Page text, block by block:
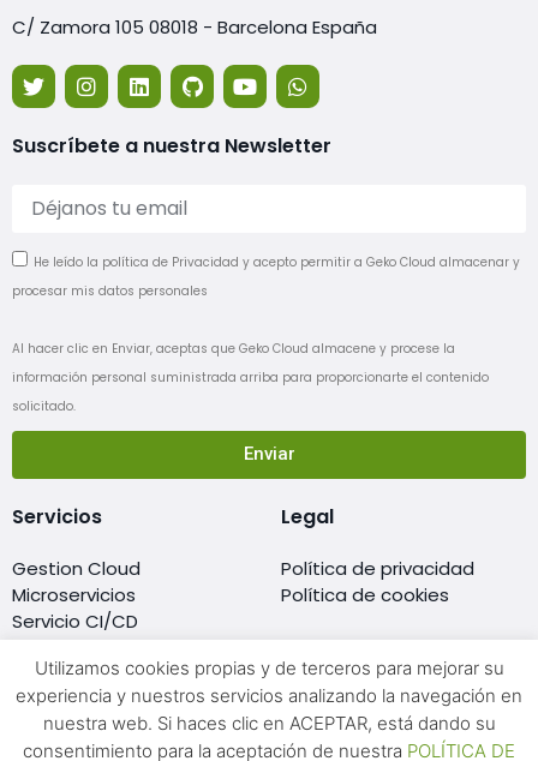
C/ Zamora 105 08018 - Barcelona España
Suscríbete a nuestra Newsletter
He leído la política de Privacidad y acepto permitir a Geko Cloud almacenar y
procesar mis datos personales
Al hacer clic en Enviar, aceptas que Geko Cloud almacene y procese la
información personal suministrada arriba para proporcionarte el contenido
solicitado.
Enviar
Servicios
Gestion Cloud
Microservicios
Servicio CI/CD
Migración al cloud
Monitorización
Resellers de cloud
Soporte DevOps 24×7
Formación Cloud
Legal
Política de privacidad
Política de cookies
Utilizamos cookies propias y de terceros para mejorar su
experiencia y nuestros servicios analizando la navegación en
nuestra web. Si haces clic en ACEPTAR, está dando su
consentimiento para la aceptación de nuestra POLÍTICA DE